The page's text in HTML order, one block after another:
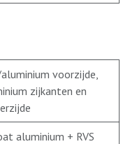
aluminium voorzijde,
zijkanten en
aluminium + RVS